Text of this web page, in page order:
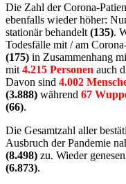
Die Zahl der Corona-
ebenfalls wieder höher:
stationär behandelt (135).
Todesfälle mit / am
(175) in Zusammenhang
mit 4.215 Personen auch
Davon sind 4.002
(3.888) während 67
(66).
Die Gesamtzahl aller
Ausbruch der Pandemie
(8.498) zu. Wieder
(6.873).